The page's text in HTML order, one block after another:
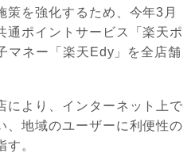
策を強化するため、今年3月
通ポイントサービス「楽天ポ
マネー「楽天Edy」を全店舗
により、インターネット上で
、地域のユーザーに利便性の
。